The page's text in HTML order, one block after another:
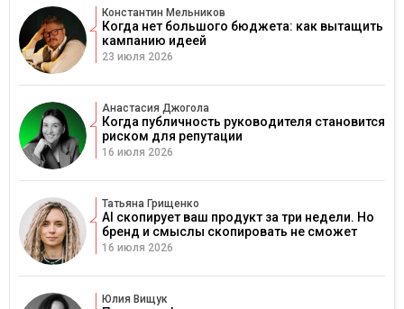
Константин Мельников
Когда нет большого бюджета: как вытащить
кампанию идеей
23 июля 2026
Анастасия Джогола
Когда публичность руководителя становится
риском для репутации
16 июля 2026
Татьяна Грищенко
AI скопирует ваш продукт за три недели. Но
бренд и смыслы скопировать не сможет
16 июля 2026
Юлия Вищук